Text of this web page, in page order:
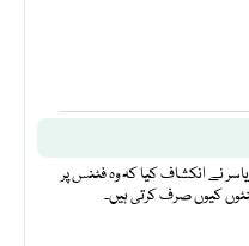
یاسر نے انکشاف کیا کہ وہ فٹنس پر
کیوں صرف کرتی ہیں۔